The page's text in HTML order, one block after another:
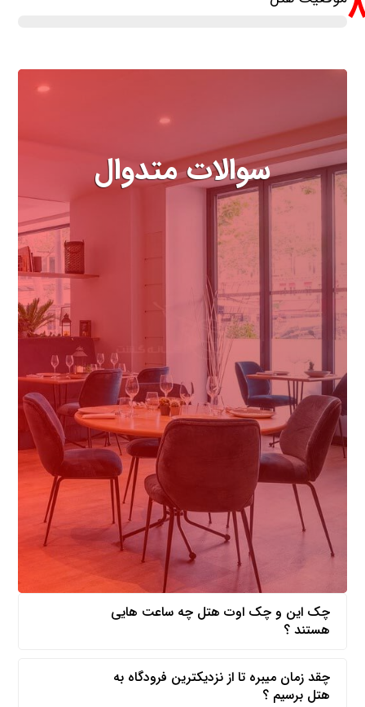
سوالات متدوال
مهمترین سوالاتی که درباره هتل
باید بدانید
چک این و چک اوت هتل چه ساعت هایی
هستند ؟
چقد زمان میبره تا از نزدیکترین فرودگاه به
هتل برسیم ؟